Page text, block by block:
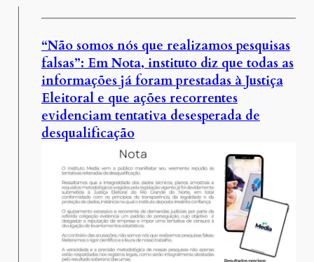
“Não somos nós que realizamos pesquisas
falsas”: Em Nota, instituto diz que todas as
informações já foram prestadas à Justiça
Eleitoral e que ações recorrentes
evidenciam tentativa desesperada de
desqualificação